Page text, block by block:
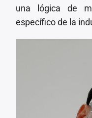
una lógica de
específico de la